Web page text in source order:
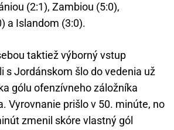
(2:1), Zambiou (5:0),
a Islandom (3:0).
taktiež výborný vstup
s Jordánskom šlo do vedenia už
gólu ofenzívneho záložníka
Vyrovnanie prišlo v 50. minúte, no
zmenil skóre vlastný gól